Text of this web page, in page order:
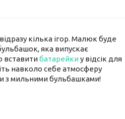
кілька ігор. Малюк буде
яка випускає
вставитибатарейкиу відсік для
навколо себе атмосферу
з мильними бульбашками!